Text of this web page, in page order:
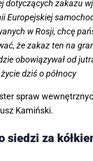
dotyczących zakazu
Europejskiej
w Rosji, chcę
że zakaz ten na
obowiązywał od
dziś o północy
spraw
Kamiński.
siedzi za